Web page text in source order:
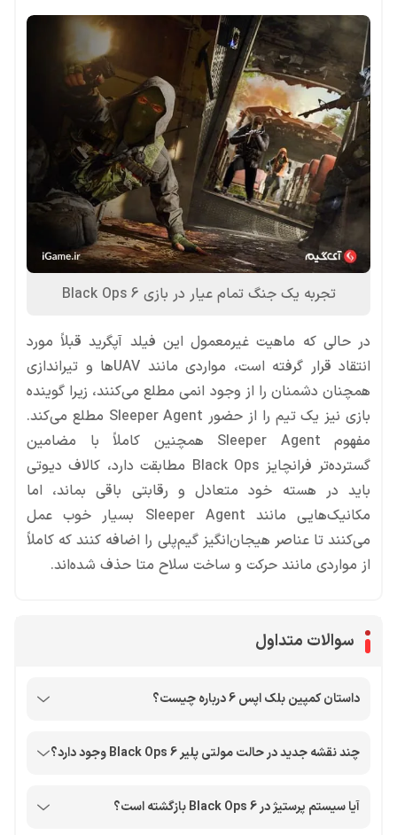
تجربه یک جنگ تمام عیار در بازی Black Ops 6
در حالی که ماهیت غیرمعمول این فیلد آپگرید قبلاً مورد
انتقاد قرار گرفته است، مواردی مانند UAVها و تیراندازی
همچنان دشمنان را از وجود انمی مطلع می‌کنند، زیرا گوینده
بازی نیز یک تیم را از حضور Sleeper Agent مطلع می‌کند.
مفهوم Sleeper Agent همچنین کاملاً با مضامین
گسترده‌تر فرانچایز Black Ops مطابقت دارد، کالاف دیوتی
باید در هسته خود متعادل و رقابتی باقی بماند، اما
مکانیک‌هایی مانند Sleeper Agent بسیار خوب عمل
می‌کنند تا عناصر هیجان‌انگیز گیم‌پلی را اضافه کنند که کاملاً
از مواردی مانند حرکت و ساخت سلاح متا حذف شده‌اند.
سوالات متداول
داستان کمپین بلک اپس 6 درباره چیست؟
چند نقشه جدید در حالت مولتی پلیر Black Ops 6 وجود دارد؟
آیا سیستم پرستیژ در Black Ops 6 بازگشته است؟